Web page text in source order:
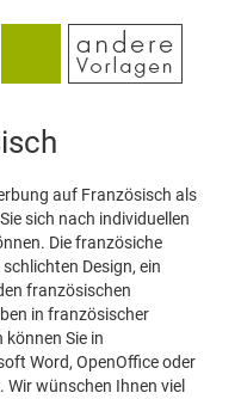
auf Französisch als
sich nach individuellen
Die französiche
Design, ein
französischen
in französischer
Sie in
Word, OpenOffice oder
Wir wünschen Ihnen viel